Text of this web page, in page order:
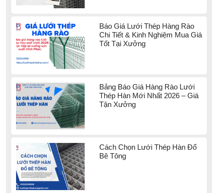
Báo Giá Lưới Thép Hàng Rào
Chi Tiết & Kinh Nghiệm Mua Giá
Tốt Tại Xưởng
Bảng Báo Giá Hàng Rào Lưới
Thép Hàn Mới Nhất 2026 – Giá
Tận Xưởng
Cách Chọn Lưới Thép Hàn Đổ
Bê Tông